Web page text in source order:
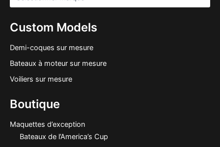
Custom Models
Demi-coques sur mesure
Bateaux à moteur sur mesure
Voiliers sur mesure
Boutique
Maquettes d’exception
Bateaux de l’America’s Cup